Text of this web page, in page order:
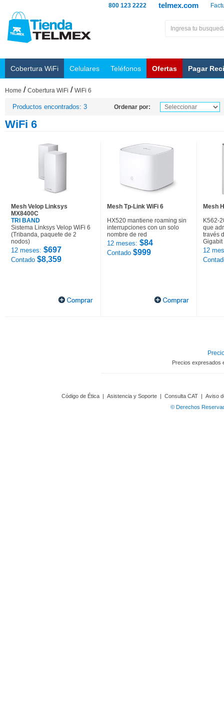
telmex.com
800 123 2222
Cobertura WiFi Celulares Teléfonos Ofertas Pagar
Home / Cobertura WiFi / WiFi 6
Productos encontrados: 3 Ordenar por:
WiFi 6
Mesh Velop Linksys
MX8400C
TRI BAND
Sistema Linksys Velop WiFi 6
(Tribanda, paquete de 2
nodos)
12 meses: $697
Contado $8,359
Mesh Tp-Link WiFi 6
HX520 mantiene roaming sin
interrupciones con un solo
nombre de red
12 meses: $84
Contado $999
Mesh
K562-
que
través
Gigabit
12
Precios expresados
Código de Ética | Asistencia y Soporte | Consulta CAT | Aviso
© Derechos